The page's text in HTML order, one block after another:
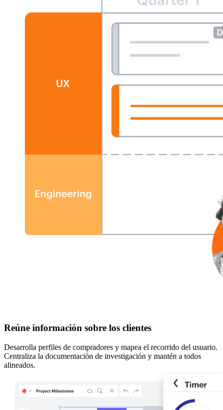
Reúne información sobre los clientes
Desarrolla perfiles de compradores y mapea el recorrido del usuario.
Centraliza la documentación de investigación y mantén a todos
alineados.